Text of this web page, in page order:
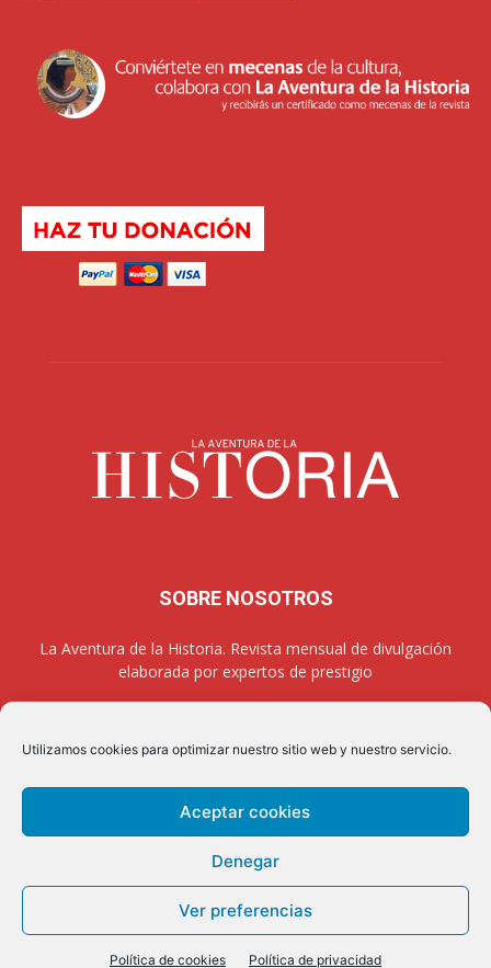
Utilizamos cookies para optimizar nuestro sitio web y nuestro servicio.
Aceptar cookies
Denegar
Ver preferencias
Política de cookies Política de privacidad
SOBRE NOSOTROS
La Aventura de la Historia. Revista mensual de divulgación
elaborada por expertos de prestigio
SÍGUENOS
Política de privacidad Contacto
2026 © La Aventura de la Historia. All rights reserved.